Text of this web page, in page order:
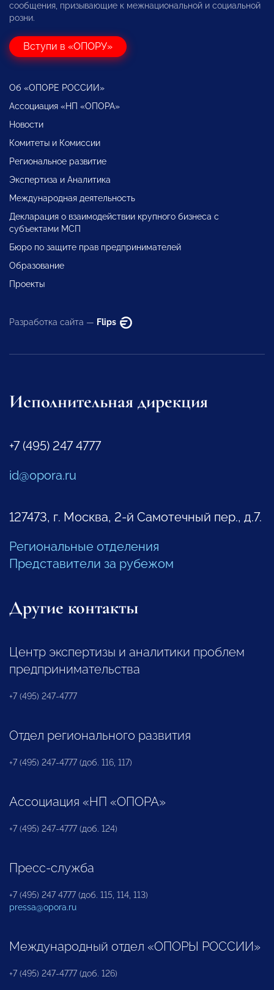
сообщения, призывающие к межнациональной и социальной
розни.
Вступи в «ОПОРУ»
Об «ОПОРЕ РОССИИ»
Ассоциация «НП «ОПОРА»
Новости
Комитеты и Комиссии
Региональное развитие
Экспертиза и Аналитика
Международная деятельность
Декларация о взаимодействии крупного бизнеса с
субъектами МСП
Бюро по защите прав предпринимателей
Образование
Проекты
Разработка сайта — Flips
Исполнительная дирекция
+7 (495) 247 4777
id@opora.ru
127473, г. Москва, 2-й Самотечный пер., д.7.
Региональные отделения
Представители за рубежом
Другие контакты
Центр экспертизы и аналитики проблем
предпринимательства
+7 (495) 247-4777
Отдел регионального развития
+7 (495) 247-4777 (доб. 116, 117)
Ассоциация «НП «ОПОРА»
+7 (495) 247-4777 (доб. 124)
Пресс-служба
+7 (495) 247 4777 (доб. 115, 114, 113)
pressa@opora.ru
Международный отдел «ОПОРЫ РОССИИ»
+7 (495) 247-4777 (доб. 126)